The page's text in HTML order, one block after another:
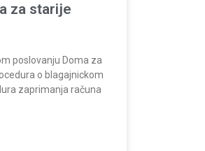
za starije
poslovanju Doma za
o blagajnickom
zaprimanja računa